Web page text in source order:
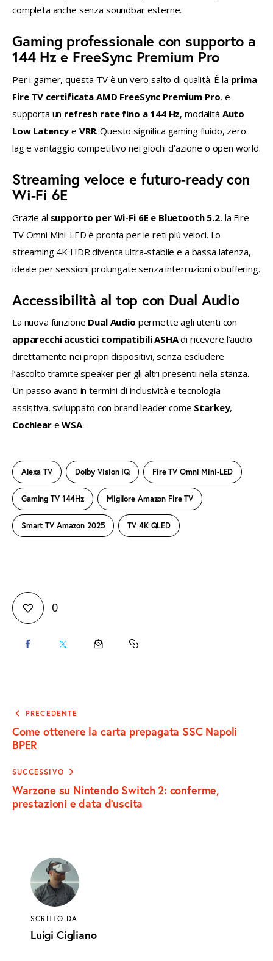
completa anche senza soundbar esterne.
Gaming professionale con supporto a
144 Hz e FreeSync Premium Pro
Per i gamer, questa TV è un vero salto di qualità. È la prima
Fire TV certificata AMD FreeSync Premium Pro, e
supporta un refresh rate fino a 144 Hz, modalità Auto
Low Latency e VRR. Questo significa gaming fluido, zero
lag e vantaggio competitivo nei giochi d’azione o open world.
Streaming veloce e futuro-ready con
Wi-Fi 6E
Grazie al supporto per Wi-Fi 6E e Bluetooth 5.2, la Fire
TV Omni Mini-LED è pronta per le reti più veloci. Lo
streaming 4K HDR diventa ultra-stabile e a bassa latenza,
ideale per sessioni prolungate senza interruzioni o buffering.
Accessibilità al top con Dual Audio
La nuova funzione Dual Audio permette agli utenti con
apparecchi acustici compatibili ASHA di ricevere l’audio
direttamente nei propri dispositivi, senza escludere
l’ascolto tramite speaker per gli altri presenti nella stanza.
Un passo avanti in termini di inclusività e tecnologia
assistiva, sviluppato con brand leader come Starkey,
Cochlear e WSA.
Alexa TV Dolby Vision IQ Fire TV Omni Mini-LED
Gaming TV 144Hz Migliore Amazon Fire TV
Smart TV Amazon 2025 TV 4K QLED
0
CONDIVIDICONDIVIDICONDIVIDICOPY
CLIPBOARD
Navigazione
articoli
PRECEDENTE
Come ottenere la carta prepagata SSC Napoli
BPER
SUCCESSIVO
Warzone su Nintendo Switch 2: conferme,
prestazioni e data d’uscita
SCRITTO DA
Luigi Cigliano